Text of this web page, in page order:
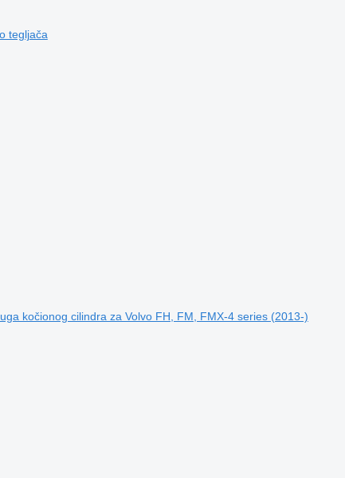
tegljača
kočionog cilindra za Volvo FH, FM, FMX-4 series (2013-)